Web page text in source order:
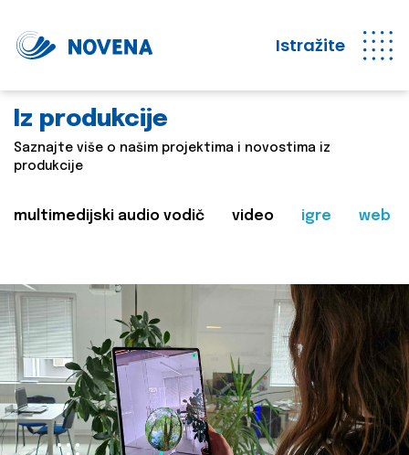
Istražite
Iz produkcije
Saznajte više o našim projektima i novostima iz
produkcije
multimedijski audio vodič video igre web